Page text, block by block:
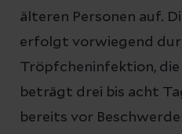
älteren Personen auf.
erfolgt vorwiegend
Tröpfcheninfektion,
beträgt drei bis acht
bereits vor